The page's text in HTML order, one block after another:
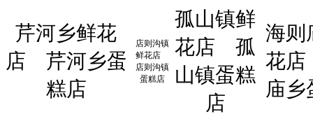
芹河乡鲜花
店
芹河乡蛋
糕店
店则沟镇
鲜花店
店则沟镇
蛋糕店
孤山镇鲜
花店
孤
山镇蛋糕
店
海则
花店
庙乡